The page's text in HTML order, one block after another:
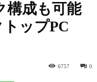
構成も可能
ップPC
0
6757